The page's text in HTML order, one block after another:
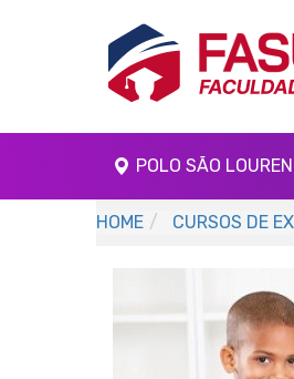
POLO SÃO
HOME CURSOS DE